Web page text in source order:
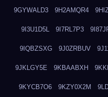
9GYWALD3 9H2AMQR4
9I3U1D5L 9I7RL7P3
9IQBZSXG 9J0ZRBUV
9JKLGY5E 9KBAABXH
9KYCB7O6 9KZY0X2M